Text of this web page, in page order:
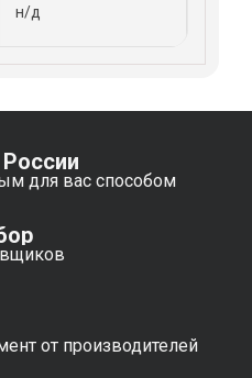
н/д
для вас способом
от производителей